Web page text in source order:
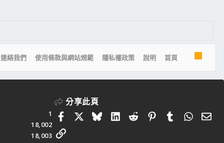
連絡我們 使用條款與網站規範 隱私權政策 說明 首頁
1
18,002
18,003
分享此頁
FacebookBlueskyLinkedIn
RedditPinterestTumblr 電
連結